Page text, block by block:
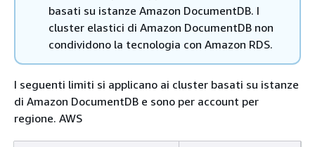
basati su istanze Amazon DocumentDB. I
cluster elastici di Amazon DocumentDB non
condividono la tecnologia con Amazon RDS.
I seguenti limiti si applicano ai cluster basati su istanze
di Amazon DocumentDB e sono per account per
regione. AWS